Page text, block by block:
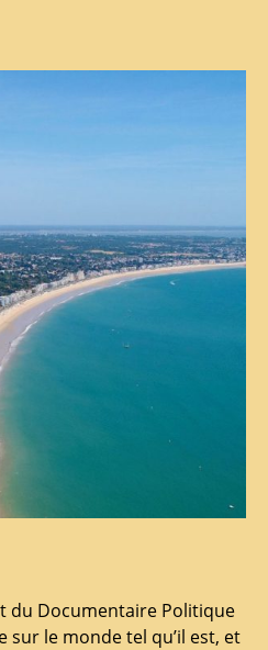
du Documentaire Politique
sur le monde tel qu’il est, et